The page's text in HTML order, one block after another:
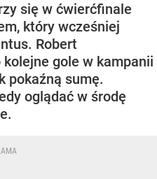
się w ćwierćfinale
który wcześniej
Robert
gole w kampanii
pokaźną sumę.
oglądać w środę